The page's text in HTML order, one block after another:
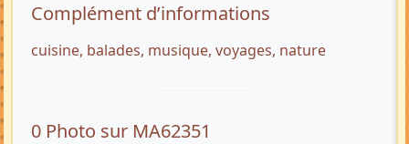
Complément d’informations
cuisine, balades, musique, voyages, nature
0 Photo sur MA62351